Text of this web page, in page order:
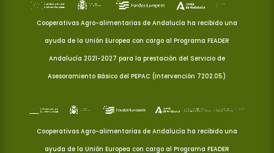
Cooperativas Agro-alimentarias de Andalucía ha recibido una
ayuda de la Unión Europea con cargo al Programa FEADER
Andalucía 2021-2027 para la prestación del Servicio de
Asesoramiento Básico del PEPAC (Intervención 7202.05)
Cooperativas Agro-alimentarias de Andalucía ha recibido una
ayuda de la Unión Europea con cargo al Programa FEADER